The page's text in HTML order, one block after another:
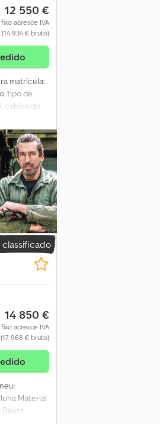
12 550 €
acresce IVA
(14 934 € bruto)
matrícula:
, tipo de
, cabina do
m³ Em
completo
14 850 €
acresce IVA
(17 968 € bruto)
Material
Deutz